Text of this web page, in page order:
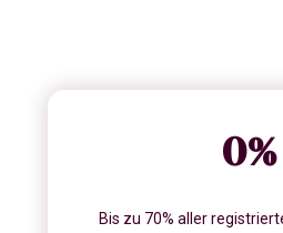
0%
Bis zu 70% aller